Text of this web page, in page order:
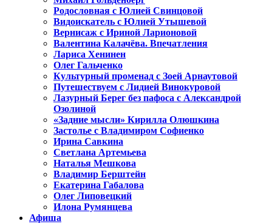
Родословная с Юлией Свинцовой
Видоискатель с Юлией Утышевой
Вернисаж с Ириной Ларионовой
Валентина Калачёва. Впечатления
Лариса Хенинен
Олег Гальченко
Культурный променад с Зоей Арнаутовой
Путешествуем с Лидией Винокуровой
Лазурный Берег без пафоса с Александрой
Озолиной
«Задние мысли» Кирилла Олюшкина
Застолье с Владимиром Софиенко
Ирина Савкина
Светлана Артемьева
Наталья Мешкова
Владимир Берштейн
Екатерина Габалова
Олег Липовецкий
Илона Румянцева
Афиша